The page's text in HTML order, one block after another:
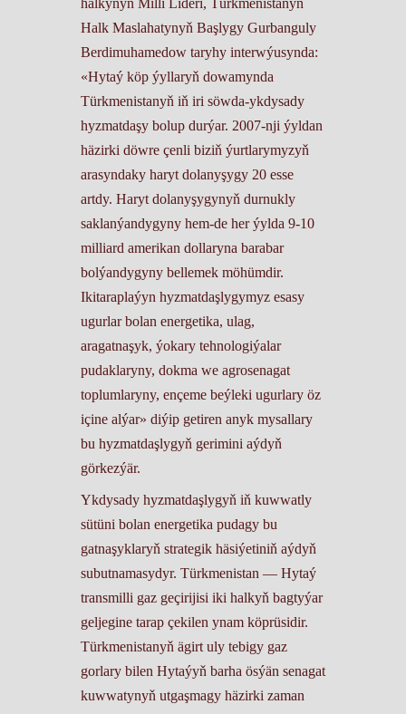
Halk Maslahatynyň Başlygy Gurbanguly
Berdimuhamedow taryhy interwýusynda:
«Hytaý köp ýyllaryň dowamynda
Türkmenistanyň iň iri söwda-ykdysady
hyzmatdaşy bolup durýar. 2007-nji ýyldan
häzirki döwre çenli biziň ýurtlarymyzyň
arasyndaky haryt dolanyşygy 20 esse
artdy. Haryt dolanyşygynyň durnukly
saklanýandygyny hem-de her ýylda 9-10
milliard amerikan dollaryna barabar
bolýandygyny bellemek möhümdir.
Ikitaraplaýyn hyzmatdaşlygymyz esasy
ugurlar bolan energetika, ulag,
aragatnaşyk, ýokary tehnologiýalar
pudaklaryny, dokma we agrosenagat
toplumlaryny, ençeme beýleki ugurlary öz
içine alýar» diýip getiren anyk mysallary
bu hyzmatdaşlygyň gerimini aýdyň
görkezýär.
Ykdysady hyzmatdaşlygyň iň kuwwatly
sütüni bolan energetika pudagy bu
gatnaşyklaryň strategik häsiýetiniň aýdyň
subutnamasydyr. Türkmenistan — Hytaý
transmilli gaz geçirijisi iki halkyň bagtyýar
geljegine tarap çekilen ynam köprüsidir.
Türkmenistanyň ägirt uly tebigy gaz
gorlary bilen Hytaýyň barha ösýän senagat
kuwwatynyň utgaşmagy häzirki zaman